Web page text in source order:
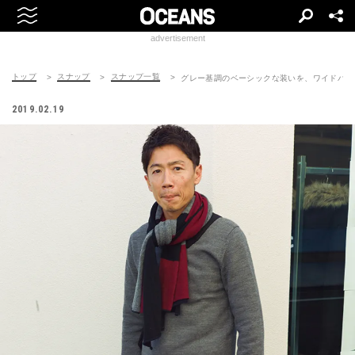
advertisement
トップ スナップ スナップ一覧 グレー基調のベーシックな装いを、ワイドパ
2019.02.19